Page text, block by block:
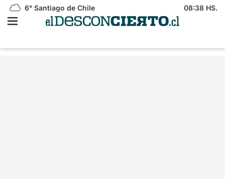
6° Santiago de Chile 08:38 HS.